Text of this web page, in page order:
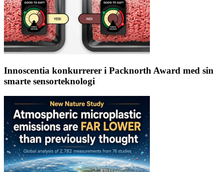
Innoscentia konkurrerer i Packnorth Award med sin
smarte sensorteknologi